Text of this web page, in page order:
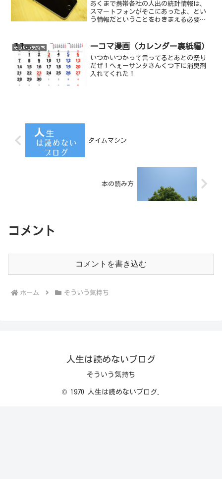
あくまで携帯各社の人出の統計情報は、
スマートフォンがそこにあったよ、とい
う情報だということをわきまえる必要が
そういう気持ち 一コマ漫画（カレンダー裏紙編）
いつかいつかって言ってるとあとの祭り
だぜ！へぇーサンタさんくつ下に消臭剤
入れてくれた！
タイムマシン
本の読み方
コメント
コメントを書き込む
ホーム そういう気持ち
人生は読めないブログ
そういう気持ち
© 1970 人生は読めないブログ.